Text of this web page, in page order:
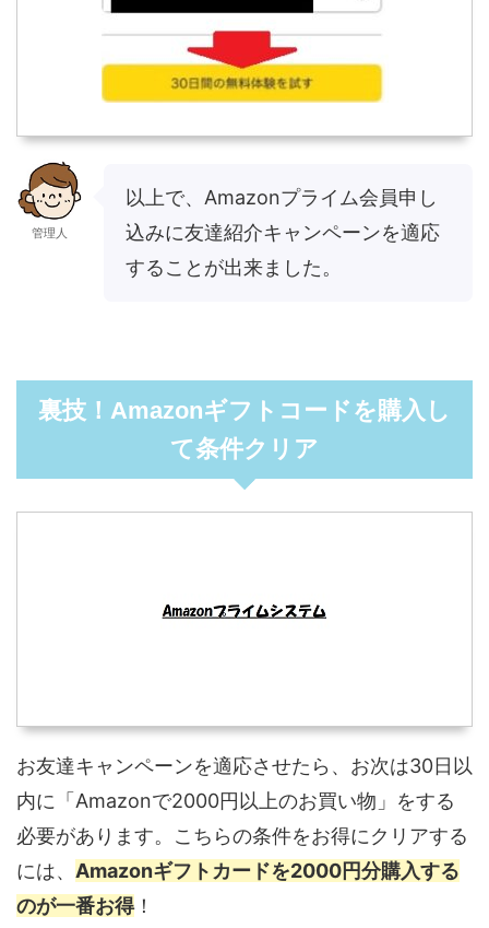
管理人
以上で、Amazonプライム会員申し
込みに友達紹介キャンペーンを適応
することが出来ました。
裏技！Amazonギフトコードを購入し
て条件クリア
お友達キャンペーンを適応させたら、お次は30日以
内に「Amazonで2000円以上のお買い物」をする
必要があります。こちらの条件をお得にクリアする
には、 Amazonギフトカードを2000円分購入する
のが一番お得！